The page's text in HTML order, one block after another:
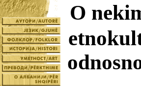
O